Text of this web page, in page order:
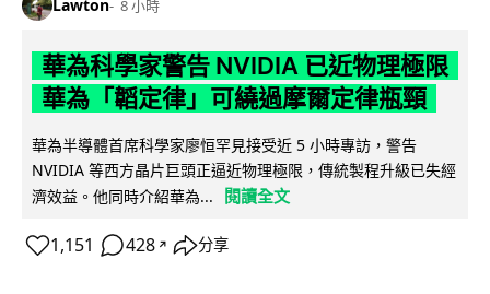
Lawton 8 小時
華為科學家警告 NVIDIA 已近物理極限
華為「韜定律」可繞過摩爾定律瓶頸
華為半導體首席科學家廖恒罕見接受近 5 小時專訪，警告
NVIDIA 等西方晶片巨頭正逼近物理極限，傳統製程升級已失經
濟效益。他同時介紹華為...
閱讀全文
1,151 428 ↗ 分享